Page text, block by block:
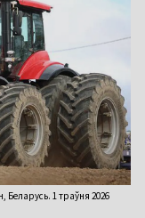
Беларусь. 1 траўня 2026